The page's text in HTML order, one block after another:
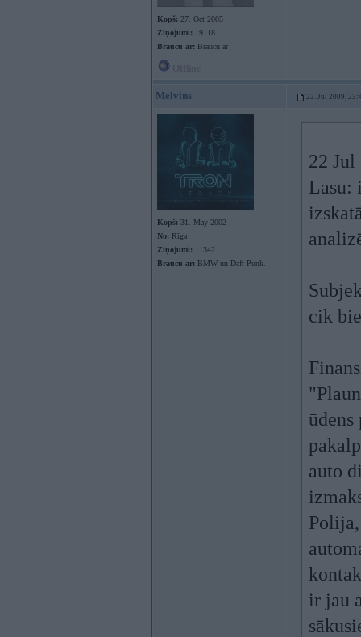
Kopš: 27. Oct 2005
Ziņojumi: 19118
Braucu ar: Braucu ar
Melvins 22. Jul 2009,
Kopš: 31. May 2002
No: Rīga
Ziņojumi: 11342
Braucu ar: BMW un Daft Punk.
22
Lasu:
cik
auto
ir jau